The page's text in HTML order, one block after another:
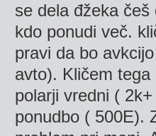
se dela đžeka
kdo ponudi več.
pravi da bo
avto). Kličem
polarji vredni (
ponudbo ( 500E).